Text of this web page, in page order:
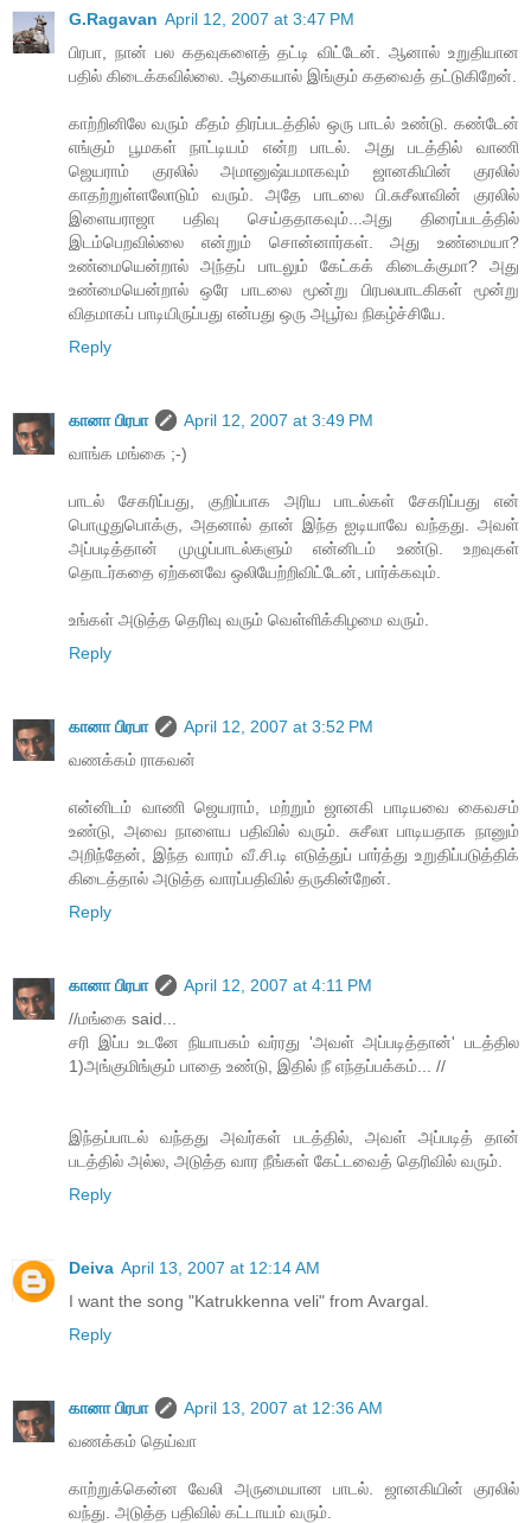
G.Ragavan April 12, 2007 at 3:47 PM
பிரபா, நான் பல கதவுகளைத் தட்டி விட்டேன். ஆனால் உறுதியான
பதில் கிடைக்கவில்லை. ஆகையால் இங்கும் கதவைத் தட்டுகிறேன்.
காற்றினிலே வரும் கீதம் திரப்படத்தில் ஒரு பாடல் உண்டு. கண்டேன்
எங்கும் பூமகள் நாட்டியம் என்ற பாடல். அது படத்தில் வாணி
ஜெயராம் குரலில் அமானுஷ்யமாகவும் ஜானகியின் குரலில்
காதற்றுள்ளலோடும் வரும். அதே பாடலை பி.சுசீலாவின் குரலில்
இளையராஜா பதிவு செய்ததாகவும்...அது திரைப்படத்தில்
இடம்பெறவில்லை என்றும் சொன்னார்கள். அது உண்மையா?
உண்மையென்றால் அந்தப் பாடலும் கேட்கக் கிடைக்குமா? அது
உண்மையென்றால் ஒரே பாடலை மூன்று பிரபலபாடகிகள் மூன்று
விதமாகப் பாடியிருப்பது என்பது ஒரு அபூர்வ நிகழ்ச்சியே.
Reply
கானா பிரபா
April 12, 2007 at 3:49 PM
வாங்க மங்கை ;-)
பாடல் சேகரிப்பது, குறிப்பாக அரிய பாடல்கள் சேகரிப்பது என்
பொழுதுபொக்கு, அதனால் தான் இந்த ஐடியாவே வந்தது. அவள்
அப்படித்தான் முழுப்பாடல்களும் என்னிடம் உண்டு. உறவுகள்
தொடர்கதை ஏற்கனவே ஒலியேற்றிவிட்டேன், பார்க்கவும்.
உங்கள் அடுத்த தெரிவு வரும் வெள்ளிக்கிழமை வரும்.
Reply
கானா பிரபா
April 12, 2007 at 3:52 PM
வணக்கம் ராகவன்
என்னிடம் வாணி ஜெயராம், மற்றும் ஜானகி பாடியவை கைவசம்
உண்டு, அவை நாளைய பதிவில் வரும். சுசீலா பாடியதாக நானும்
அறிந்தேன், இந்த வாரம் வீ.சி.டி எடுத்துப் பார்த்து உறுதிப்படுத்திக்
கிடைத்தால் அடுத்த வாரப்பதிவில் தருகின்றேன்.
Reply
கானா பிரபா
April 12, 2007 at 4:11 PM
//மங்கை said...
சரி இப்ப உடனே நியாபகம் வர்ரது 'அவள் அப்படித்தான்' படத்தில
1)அங்குமிங்கும் பாதை உண்டு, இதில் நீ எந்தப்பக்கம்... //
இந்தப்பாடல் வந்தது அவர்கள் படத்தில், அவள் அப்படித் தான்
படத்தில் அல்ல, அடுத்த வார நீங்கள் கேட்டவைத் தெரிவில் வரும்.
Reply
Deiva April 13, 2007 at 12:14 AM
I want the song "Katrukkenna veli" from Avargal.
Reply
கானா பிரபா
April 13, 2007 at 12:36 AM
வணக்கம் தெய்வா
காற்றுக்கென்ன வேலி அருமையான பாடல். ஜானகியின் குரலில்
வந்து. அடுத்த பதிவில் கட்டாயம் வரும்.